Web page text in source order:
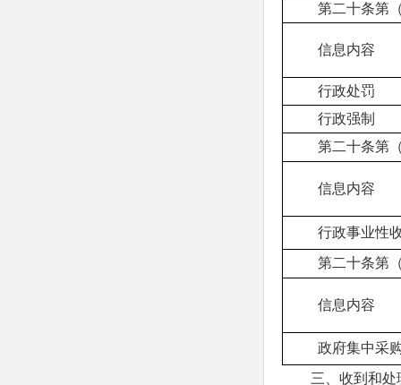
第二十条第
信息内容
行政处罚
行政强制
第二十条第
信息内容
行政事业性
第二十条第
信息内容
政府集中采
三、收到和